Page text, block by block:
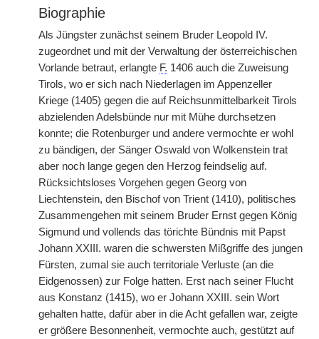
Biographie
Als Jüngster zunächst seinem Bruder Leopold IV.
zugeordnet und mit der Verwaltung der österreichischen
Vorlande betraut, erlangte F. 1406 auch die Zuweisung
Tirols, wo er sich nach Niederlagen im Appenzeller
Kriege (1405) gegen die auf Reichsunmittelbarkeit Tirols
abzielenden Adelsbünde nur mit Mühe durchsetzen
konnte; die Rotenburger und andere vermochte er wohl
zu bändigen, der Sänger Oswald von Wolkenstein trat
aber noch lange gegen den Herzog feindselig auf.
Rücksichtsloses Vorgehen gegen Georg von
Liechtenstein, den Bischof von Trient (1410), politisches
Zusammengehen mit seinem Bruder Ernst gegen König
Sigmund und vollends das törichte Bündnis mit Papst
Johann XXIII. waren die schwersten Mißgriffe des jungen
Fürsten, zumal sie auch territoriale Verluste (an die
Eidgenossen) zur Folge hatten. Erst nach seiner Flucht
aus Konstanz (1415), wo er Johann XXIII. sein Wort
gehalten hatte, dafür aber in die Acht gefallen war, zeigte
er größere Besonnenheit, vermochte auch, gestützt auf